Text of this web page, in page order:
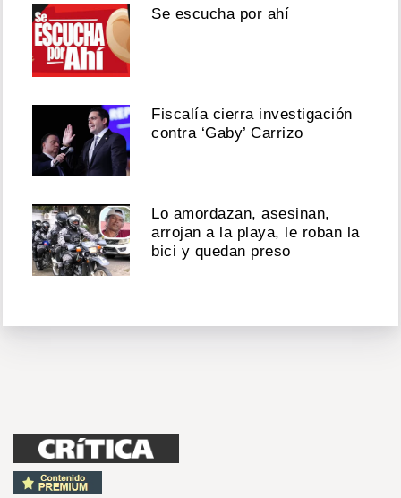
Se escucha por ahí
Fiscalía cierra investigación
contra ‘Gaby’ Carrizo
Lo amordazan, asesinan,
arrojan a la playa, le roban la
bici y quedan preso